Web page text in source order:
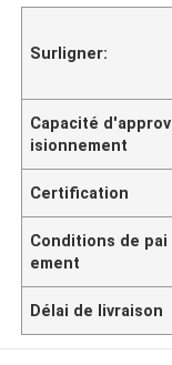
Surligner:
Capacité d'approv
isionnement
Certification
Conditions de pai
ement
Délai de livraison